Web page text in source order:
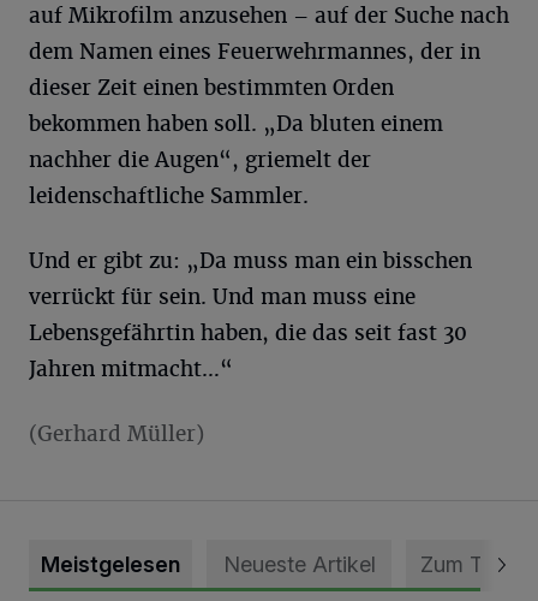
auf Mikrofilm anzusehen – auf der Suche nach
dem Namen eines Feuerwehrmannes, der in
dieser Zeit einen bestimmten Orden
bekommen haben soll. „Da bluten einem
nachher die Augen“, griemelt der
leidenschaftliche Sammler.
Und er gibt zu: „Da muss man ein bisschen
verrückt für sein. Und man muss eine
Lebensgefährtin haben, die das seit fast 30
Jahren mitmacht…“
(Gerhard Müller)
Meistgelesen Neueste Artikel Zum Thema